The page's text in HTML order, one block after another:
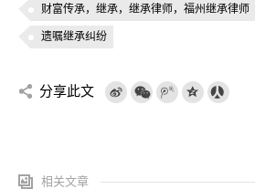
财富传承，继承，继承律师，福州继承律师
遗嘱继承纠纷
分享此文
相关文章